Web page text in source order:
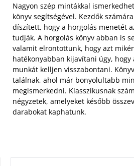
Nagyon szép mintákkal
könyv segítségével. Kezdők
díszített, hogy a horgolás menetét
tudják. A horgolás könyv abban is
valamit elrontottunk, hogy azt
hatékonyabban kijavítani úgy, hogy
munkát kelljen visszabontani.
találnak, ahol már bonyolultabb
megismerkedni. Klasszikusnak
négyzetek, amelyeket később
darabokat kaphatunk.